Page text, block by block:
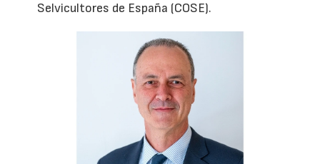
Selvicultores de España (COSE).